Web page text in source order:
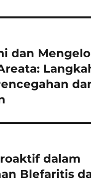
dan
dalam
Blefaritis